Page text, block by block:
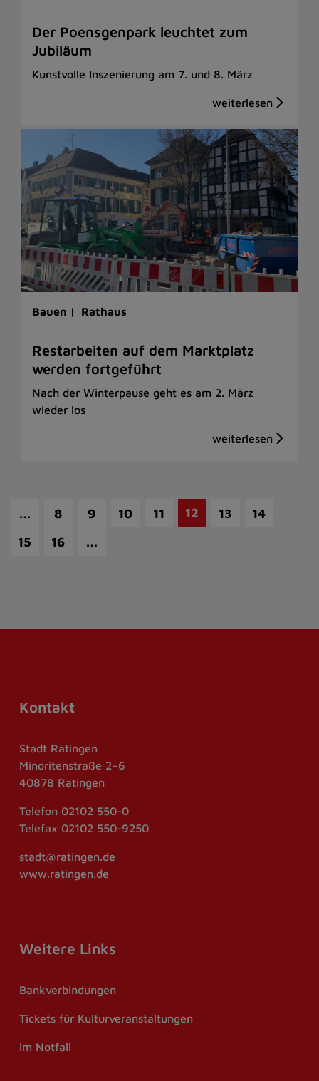
Der Poensgenpark leuchtet zum
Jubiläum
Kunstvolle Inszenierung am 7. und 8. März
Bauen | Rathaus
Restarbeiten auf dem Marktplatz
werden fortgeführt
Nach der Winterpause geht es am 2. März
wieder los
… 8 9 10 11 12 13
14
15
16 …
Kontakt
Stadt Ratingen
Minoritenstraße 2–6
40878 Ratingen
Telefon 02102 550-0
Telefax 02102 550-9250
stadt@ratingen.de
www.ratingen.de
Weitere Links
Bankverbindungen
Tickets für Kulturveranstaltungen
Im Notfall